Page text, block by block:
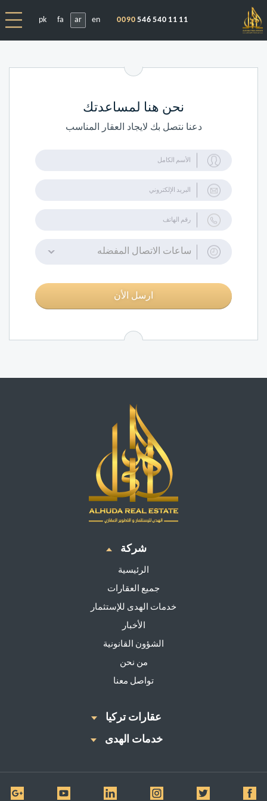
0090 546 540 11 11
en
ar
fa
pk
نحن هنا لمساعدتك
دعنا نتصل بك لايجاد العقار المناسب
ساعات الاتصال المفضله
ارسل الأن
شركة
الرئيسية
جميع العقارات
خدمات الهدى للإستثمار
الأخبار
الشؤون القانونية
من نحن
تواصل معنا
عقارات تركيا
خدمات الهدى